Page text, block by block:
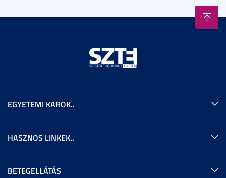
EGYETEMI KAROK..
HASZNOS LINKEK..
BETEGELLÁTÁS